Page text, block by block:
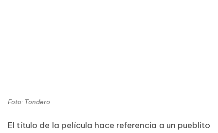
Foto: Tondero
El título de la película hace referencia a un pueblito